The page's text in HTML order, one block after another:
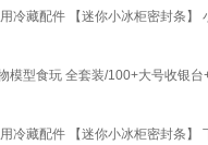
冷藏配件 【迷你小冰柜密封条】
型食玩 全套装/100+大号收银
冷藏配件 【迷你小冰柜密封条】